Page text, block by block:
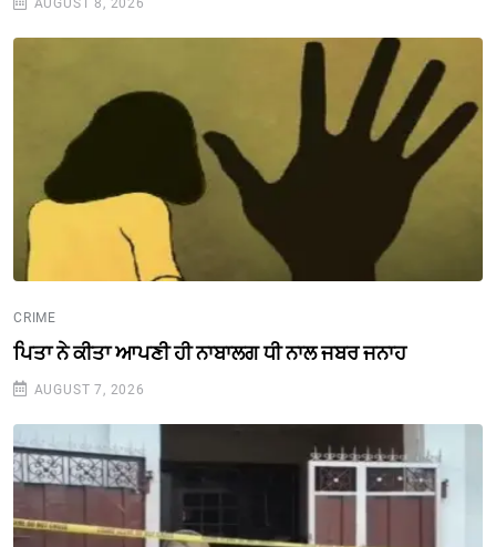
AUGUST 8, 2026
CRIME
ਪਿਤਾ ਨੇ ਕੀਤਾ ਆਪਣੀ ਹੀ ਨਾਬਾਲਗ ਧੀ ਨਾਲ ਜਬਰ ਜਨਾਹ
AUGUST 7, 2026